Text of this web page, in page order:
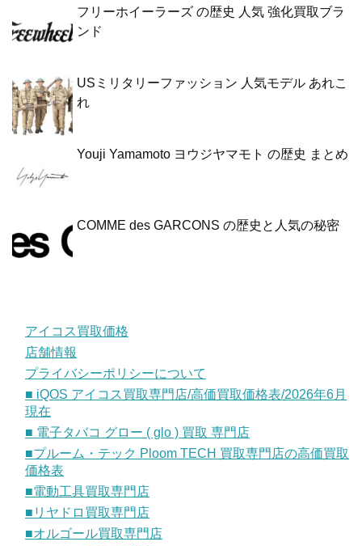
フリーホイーラーズ の歴史 人気 強化買取ブラ
ンド
USミリタリーファッション 人気モデル あれこ
れ
Youji Yamamoto ヨウジヤマモト の歴史 まとめ
COMME des GARCONS の歴史と人気の秘密
アイコス買取価格
店舗情報
プライバシーポリシーについて
■ iQOS アイコス買取専門店/高価買取価格表/2026年6月
現在
■ 電子タバコ グロー ( glo ) 買取 専門店
■プルーム・テック Ploom TECH 買取専門店の高価買取
価格表
■電動工具買取専門店
■リヤドロ買取専門店
■オルゴール買取専門店